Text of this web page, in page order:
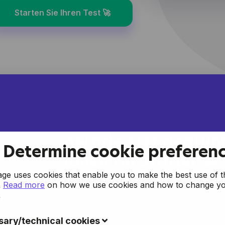
Starten Sie Ihren Test 🚀
gerade erst
für Starter 🚀
gegründet? Lassen Sie es uns wissen
Determine cookie
uses cookies that enable you to make the best use of
Read more on how we use cookies and how to change
technical cookies